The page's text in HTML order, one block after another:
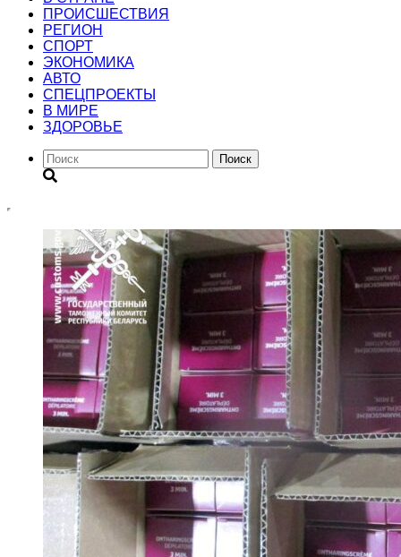
ПРОИСШЕСТВИЯ
РЕГИОН
CПОРТ
ЭКОНОМИКА
АВТО
СПЕЦПРОЕКТЫ
В МИРЕ
ЗДОРОВЬЕ
Поиск